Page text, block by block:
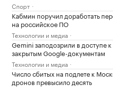
Спорт
Кабмин поручил доработать
на российское ПО
Технологии и медиа
Gemini заподозрили в доступе к
закрытым Google-документам
Технологии и медиа
Число сбитых на подлете к
дронов превысило десять